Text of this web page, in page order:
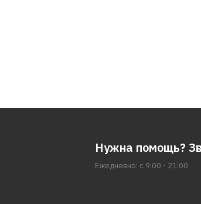
Нужна помощь?
Ежедневно: с 9:00 - 21:00